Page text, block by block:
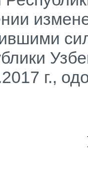
г.,